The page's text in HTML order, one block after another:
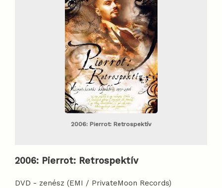
2006: Pierrot: Retrospektív
2006: Pierrot: Retrospektív
DVD - zenész (EMI / PrivateMoon Records)